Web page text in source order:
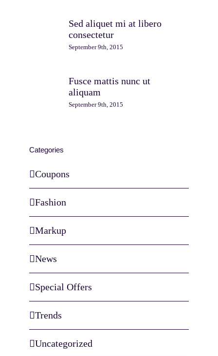
Sed aliquet mi at libero
consectetur
September 9th, 2015
Fusce mattis nunc ut
aliquam
September 9th, 2015
Categories
Coupons
Fashion
Markup
News
Special Offers
Trends
Uncategorized